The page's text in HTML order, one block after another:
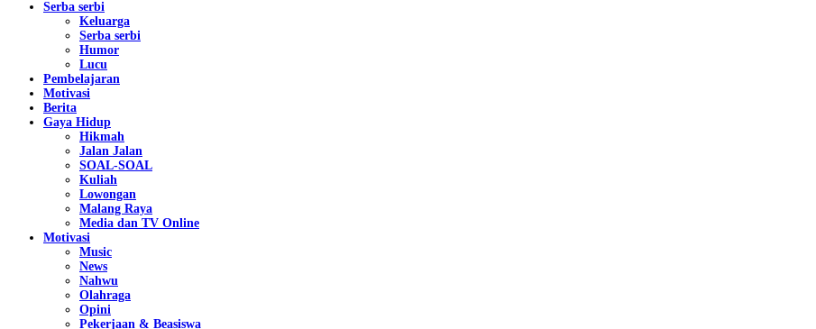
Serba serbi
Keluarga
Serba serbi
Humor
Lucu
Pembelajaran
Motivasi
Berita
Gaya Hidup
Hikmah
Jalan Jalan
SOAL-SOAL
Kuliah
Lowongan
Malang Raya
Media dan TV Online
Motivasi
Music
News
Nahwu
Olahraga
Opini
Pekerjaan & Beasiswa